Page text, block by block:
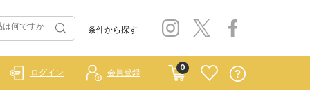
条件から探す
0
ログイン 会員登録